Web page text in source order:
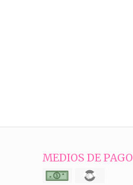
MEDIOS DE PAGO